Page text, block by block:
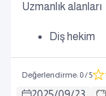
Uzmanlık alanları
Diş hekim
Değerlendirme: 0/ 5